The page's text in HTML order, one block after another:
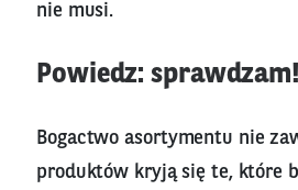
nie musi.
Powiedz: sprawdzam!
Bogactwo asortymentu nie
produktów kryją się te, które